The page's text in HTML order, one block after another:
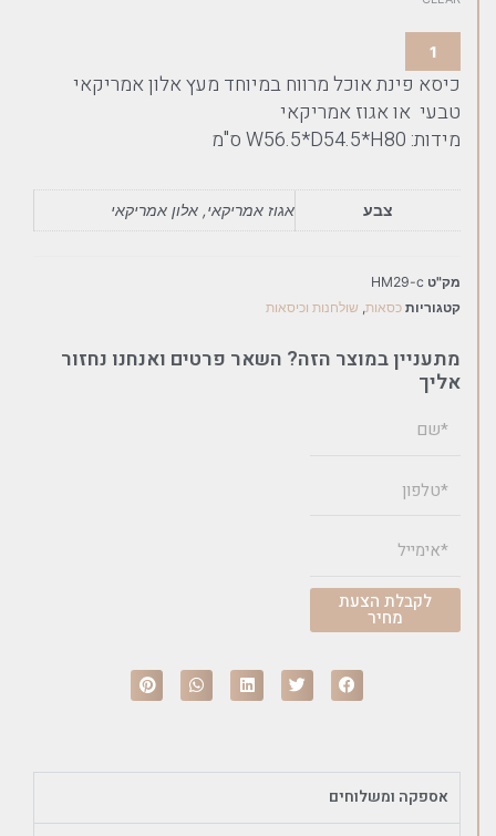
כיסא פינת אוכל מרווח במיוחד מעץ אלון אמריקאי
טבעי או אגוז אמריקאי
מידות: W56.5*D54.5*H80 ס"מ
צבע אגוז אמריקאי, אלון אמריקאי
מק"ט HM29-c
קטגוריות כסאות, שולחנות וכיסאות
מתעניין במוצר הזה? השאר פרטים ואנחנו נחזור
אליך
לקבלת הצעת
מחיר
אספקה ומשלוחים